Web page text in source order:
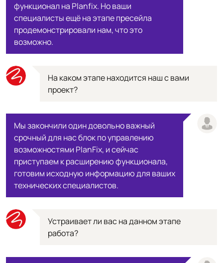
функционал на Planfix. Но ваши
специалисты ещё на этапе пресейла
продемонстрировали нам, что это
возможно.
На каком этапе находится наш с вами
проект?
Мы закончили один довольно важный
срочный для нас блок по управлению
возможностями PlanFix, и сейчас
приступаем к расширению функционала,
готовим исходную информацию для ваших
технических специалистов.
Устраивает ли вас на данном этапе
работа?